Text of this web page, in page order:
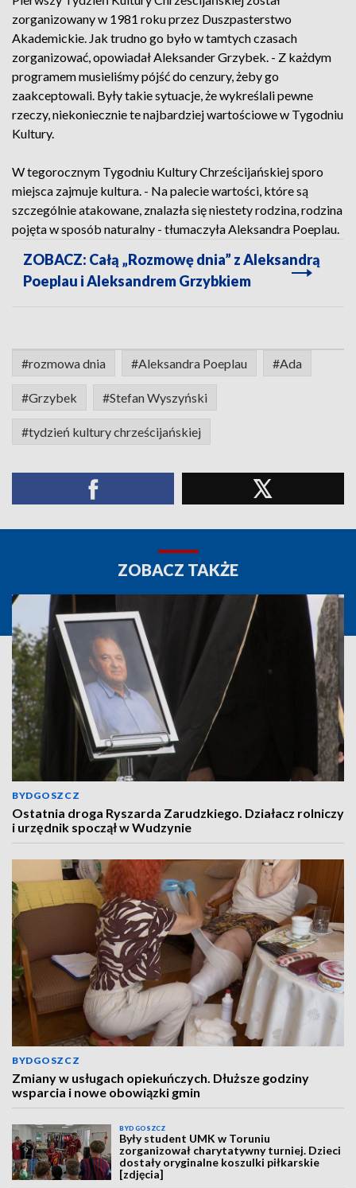
zorganizowany w 1981 roku przez Duszpasterstwo
Akademickie. Jak trudno go było w tamtych czasach
zorganizować, opowiadał Aleksander Grzybek. - Z każdym
programem musieliśmy pójść do cenzury, żeby go
zaakceptowali. Były takie sytuacje, że wykreślali pewne
rzeczy, niekoniecznie te najbardziej wartościowe w Tygodniu
Kultury.
W tegorocznym Tygodniu Kultury Chrześcijańskiej sporo
miejsca zajmuje kultura. - Na palecie wartości, które są
szczególnie atakowane, znalazła się niestety rodzina, rodzina
pojęta w sposób naturalny - tłumaczyła Aleksandra Poeplau.
ZOBACZ: Całą „Rozmowę dnia” z Aleksandrą
Poeplau i Aleksandrem Grzybkiem
#rozmowa dnia #Aleksandra Poeplau #Ada
#Grzybek #Stefan Wyszyński
#tydzień kultury chrześcijańskiej
ZOBACZ TAKŻE
BYDGOSZCZ
Ostatnia droga Ryszarda Zarudzkiego. Działacz rolniczy
i urzędnik spoczął w Wudzynie
BYDGOSZCZ
Zmiany w usługach opiekuńczych. Dłuższe godziny
wsparcia i nowe obowiązki gmin
BYDGOSZCZ
Były student UMK w Toruniu
zorganizował charytatywny turniej. Dzieci
dostały oryginalne koszulki piłkarskie
[zdjęcia]